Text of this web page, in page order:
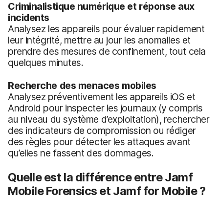
Criminalistique numérique et réponse aux
incidents
Analysez les appareils pour évaluer rapidement
leur intégrité, mettre au jour les anomalies et
prendre des mesures de confinement, tout cela
quelques minutes.
Recherche des menaces mobiles
Analysez préventivement les appareils iOS et
Android pour inspecter les journaux (y compris
au niveau du système d’exploitation), rechercher
des indicateurs de compromission ou rédiger
des règles pour détecter les attaques avant
qu’elles ne fassent des dommages.
Quelle est la différence entre Jamf
Mobile Forensics et Jamf for Mobile ?